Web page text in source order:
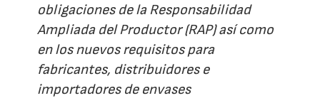
obligaciones de la Responsabilidad
Ampliada del Productor (RAP) así como
en los nuevos requisitos para
fabricantes, distribuidores e
importadores de envases